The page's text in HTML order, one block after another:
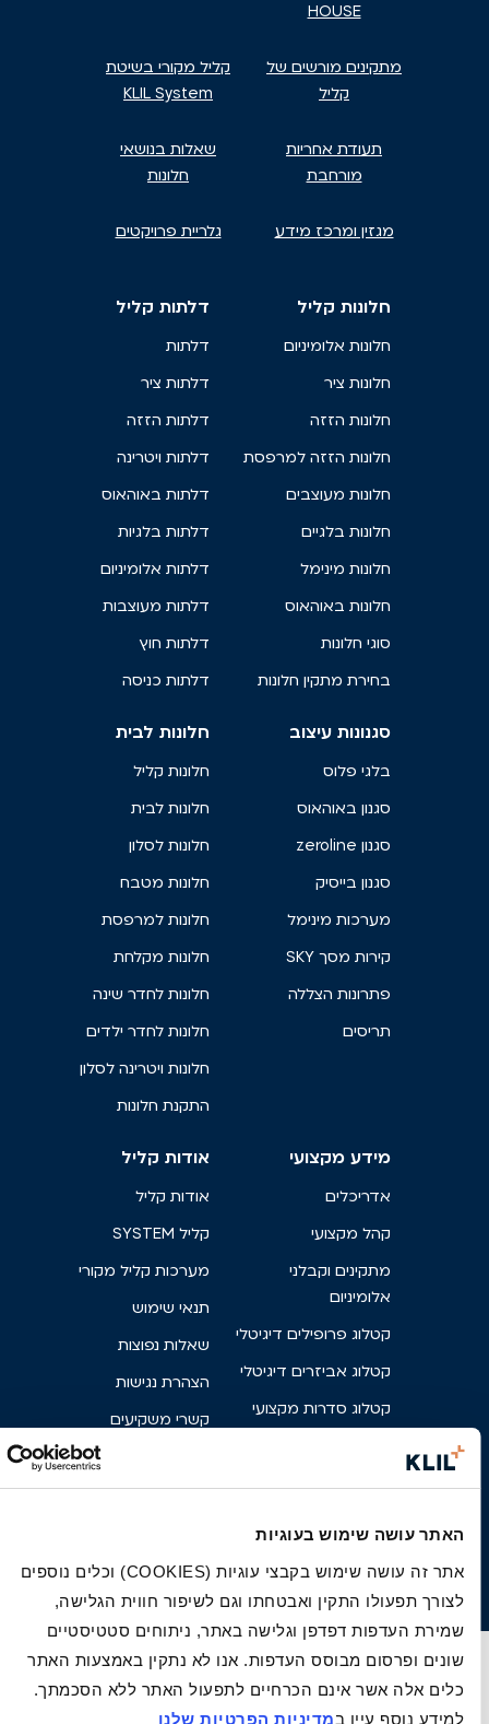
האתר עושה שימוש בעוגיות
אתר זה עושה שימוש בקבצי עוגיות (COOKIES) וכלים נוספים
לצורך תפעולו התקין ואבטחתו וגם לשיפור חווית הגלישה,
שמירת העדפות דפדפן וגלישה באתר, ניתוחים סטטיסטיים
שונים ופרסום מבוסס העדפות. אנו לא נתקין באמצעות האתר
כלים אלה אשר אינם הכרחיים לתפעול האתר ללא הסכמתך.
למידע נוסף עיין במדיניות הפרטיות שלנו
HOUSE
מתקינים מורשים של
קליל
קליל מקורי בשיטת
KLIL System
תעודת אחריות
מורחבת
שאלות בנושאי
חלונות
מגזין ומרכז מידע גלריית פרויקטים
חלונות קליל
חלונות אלומיניום
חלונות ציר
חלונות הזזה
חלונות הזזה למרפסת
חלונות מעוצבים
חלונות בלגיים
חלונות מינימל
חלונות באוהאוס
סוגי חלונות
בחירת מתקין חלונות
דלתות קליל
דלתות
דלתות ציר
דלתות הזזה
דלתות ויטרינה
דלתות באוהאוס
דלתות בלגיות
דלתות אלומיניום
דלתות מעוצבות
דלתות חוץ
דלתות כניסה
סגנונות עיצוב
בלגי פלוס
סגנון באוהאוס
סגנון zeroline
סגנון בייסיק
מערכות מינימל
קירות מסך SKY
פתרונות הצללה
תריסים
חלונות לבית
חלונות קליל
חלונות לבית
חלונות לסלון
חלונות מטבח
חלונות למרפסת
חלונות מקלחת
חלונות לחדר שינה
חלונות לחדר ילדים
חלונות ויטרינה לסלון
התקנת חלונות
מידע מקצועי
אדריכלים
קהל מקצועי
מתקינים וקבלני
אלומיניום
קטלוג פרופילים דיגיטלי
קטלוג אביזרים דיגיטלי
קטלוג סדרות מקצועי
פרטי בניין
אודות קליל
אודות קליל
קליל SYSTEM
מערכות קליל מקורי
תנאי שימוש
שאלות נפוצות
הצהרת נגישות
קשרי משקיעים
צור קשר